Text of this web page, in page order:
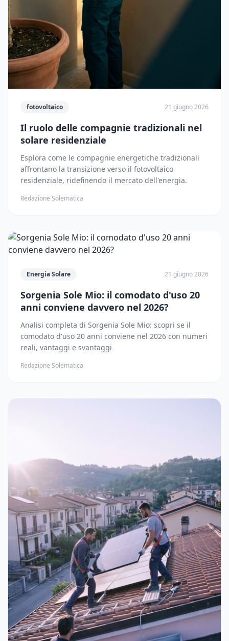
fotovoltaico 21 giugno 2026
Il ruolo delle compagnie tradizionali nel
solare residenziale
Esplora come le compagnie energetiche tradizionali
affrontano la transizione verso il fotovoltaico
residenziale, ridefinendo il mercato dell'energia.
Redazione Solematica
Energia Solare 21 giugno 2026
Sorgenia Sole Mio: il comodato d'uso 20
anni conviene davvero nel 2026?
Analisi completa di Sorgenia Sole Mio: scopri se il
comodato d'uso 20 anni conviene nel 2026 con numeri
reali, vantaggi e svantaggi
Redazione Solematica